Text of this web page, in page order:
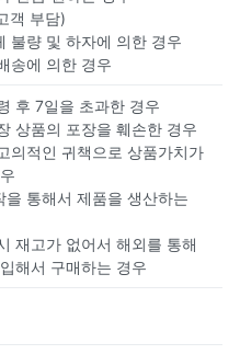
객 부담)
불량 및 하자에 의한 경우
송에 의한 경우
후 7일을 초과한 경우
상품의 포장을 훼손한 경우
의적인 귀책으로 상품가치가
을 통해서 제품을 생산하는
재고가 없어서 해외를 통해
해서 구매하는 경우